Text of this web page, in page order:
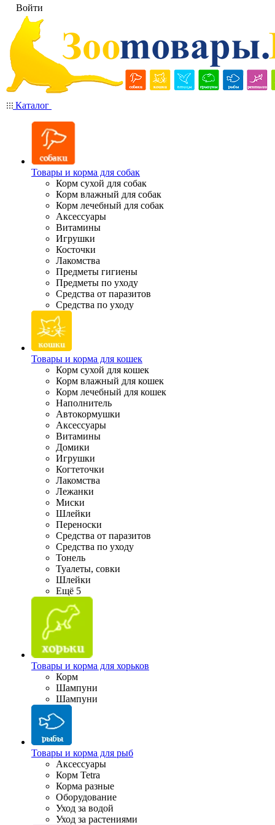
Войти
Каталог
Товары и корма для собак
Корм сухой для собак
Корм влажный для собак
Корм лечебный для собак
Аксессуары
Витамины
Игрушки
Косточки
Лакомства
Предметы гигиены
Предметы по уходу
Средства от паразитов
Средства по уходу
Товары и корма для кошек
Корм сухой для кошек
Корм влажный для кошек
Корм лечебный для кошек
Наполнитель
Автокормушки
Аксессуары
Витамины
Домики
Игрушки
Когтеточки
Лакомства
Лежанки
Миски
Шлейки
Переноски
Средства от паразитов
Средства по уходу
Тонель
Туалеты, совки
Шлейки
Ещё 5
Товары и корма для хорьков
Корм
Шампуни
Шампуни
Товары и корма для рыб
Аксессуары
Корм Tetra
Корма разные
Оборудование
Уход за водой
Уход за растениями